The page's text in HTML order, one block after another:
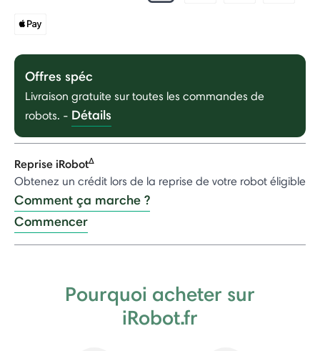
Offres spéc
Livraison gratuite sur toutes les commandes de
robots. - Détails
Reprise iRobotΔ
Obtenez un crédit lors de la reprise de votre robot éligible
Comment ça marche ?
Commencer
Pourquoi acheter sur
iRobot.fr